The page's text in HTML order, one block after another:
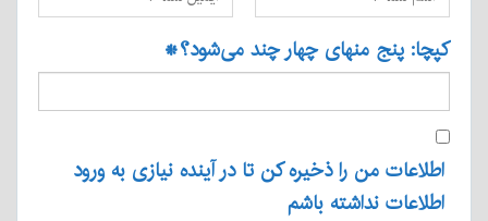
کپچا: پنج منهای چهار چند می‌شود؟*
اطلاعات من را ذخیره کن تا در آینده نیازی به ورود
اطلاعات نداشته باشم